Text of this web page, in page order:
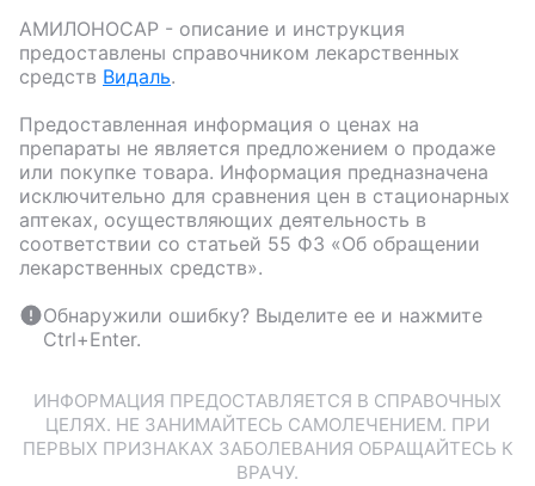
АМИЛОНОСАР - описание и инструкция
предоставлены справочником лекарственных
средств Видаль.
Предоставленная информация о ценах на
препараты не является предложением о продаже
или покупке товара. Информация предназначена
исключительно для сравнения цен в стационарных
аптеках, осуществляющих деятельность в
соответствии со статьей 55 ФЗ «Об обращении
лекарственных средств».
Обнаружили ошибку? Выделите ее и нажмите
Ctrl+Enter.
ИНФОРМАЦИЯ ПРЕДОСТАВЛЯЕТСЯ В СПРАВОЧНЫХ
ЦЕЛЯХ. НЕ ЗАНИМАЙТЕСЬ САМОЛЕЧЕНИЕМ. ПРИ
ПЕРВЫХ ПРИЗНАКАХ ЗАБОЛЕВАНИЯ ОБРАЩАЙТЕСЬ К
ВРАЧУ.